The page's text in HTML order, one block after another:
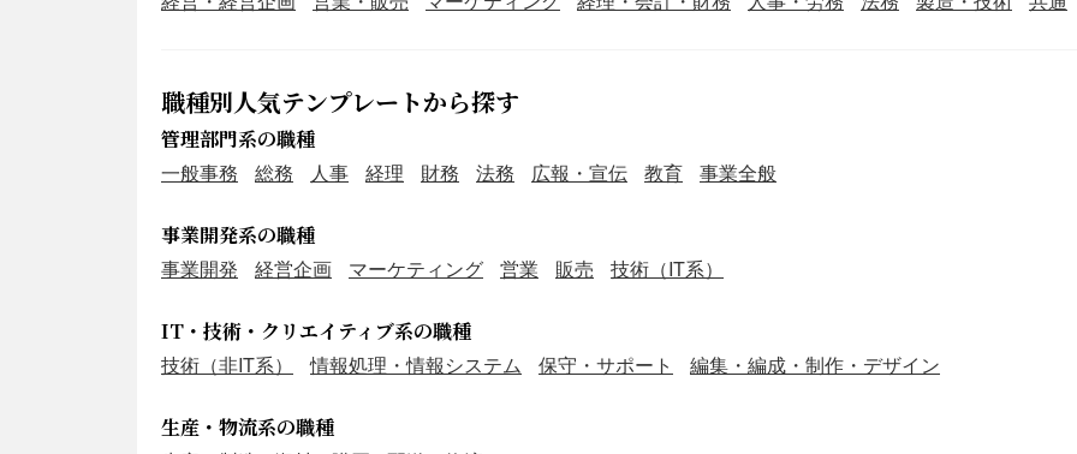
職種別人気テンプレートから探す
管理部門系の職種
一般事務
総務 人事 経理 財務 法務 広報・宣伝 教育 事業全般
事業開発系の職種
事業開発
経営企画 マーケティング 営業 販売 技術（IT系）
IT・技術・クリエイティブ系の職種
技術（非IT系）
情報処理・情報システム 保守・サポート 編集・編成・制作・デザイン
生産・物流系の職種